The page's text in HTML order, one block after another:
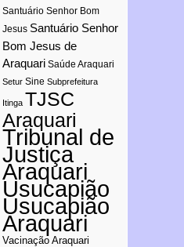
Santuário Senhor Bom
Jesus Santuário Senhor
Bom Jesus de
Araquari Saúde Araquari
Setur Sine Subprefeitura
Itinga TJSC
Araquari
Tribunal de
Justiça
Araquari
Usucapião
Usucapião
Araquari
Vacinação Araquari